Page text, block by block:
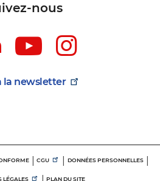
nous
Suivez-
nous
sur
Linkedin
Suivez-
nous
sur
Youtube
Suivez-
nous
sur
la newsletter
CGU DONNÉES PERSONNELLES
LÉGALES PLAN DU SITE